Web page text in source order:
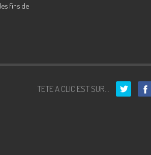
fins de
TETE A CLIC EST SUR...